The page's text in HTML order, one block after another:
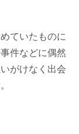
ていたものに
件などに偶然
がけなく出会